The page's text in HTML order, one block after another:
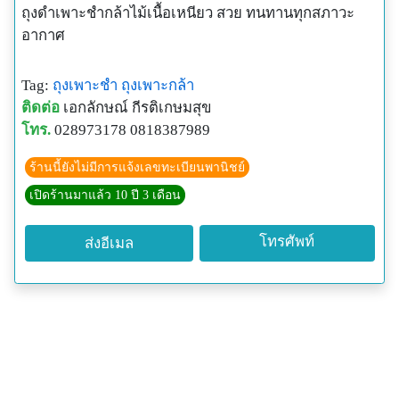
ถุงดำเพาะชำกล้าไม้เนื้อเหนียว สวย ทนทานทุกสภาวะ
อากาศ
Tag: ถุงเพาะชำ ถุงเพาะกล้า
ติดต่อ เอกลักษณ์ กีรติเกษมสุข
โทร. 028973178 0818387989
ร้านนี้ยังไม่มีการแจ้งเลขทะเบียนพานิชย์
เปิดร้านมาแล้ว 10 ปี 3 เดือน
ส่งอีเมล โทรศัพท์